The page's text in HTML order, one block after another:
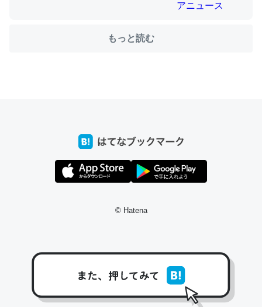
─たまにLINEするくらいだった遠方の父67歳と僕。ITツール導入で
それを実質100倍以上に伸ばす効果があるはず……
コミュニケーションが劇的に変化した｜tayorini by LIFULL介護
たいなのでネット環境作ったけどAlexaしか使わないので
回線代ほとんどかからないですよ。参考：
https://toyoshi.hatenablog.com/entry/2019/05/15/1805
もっと読む
© Hatena